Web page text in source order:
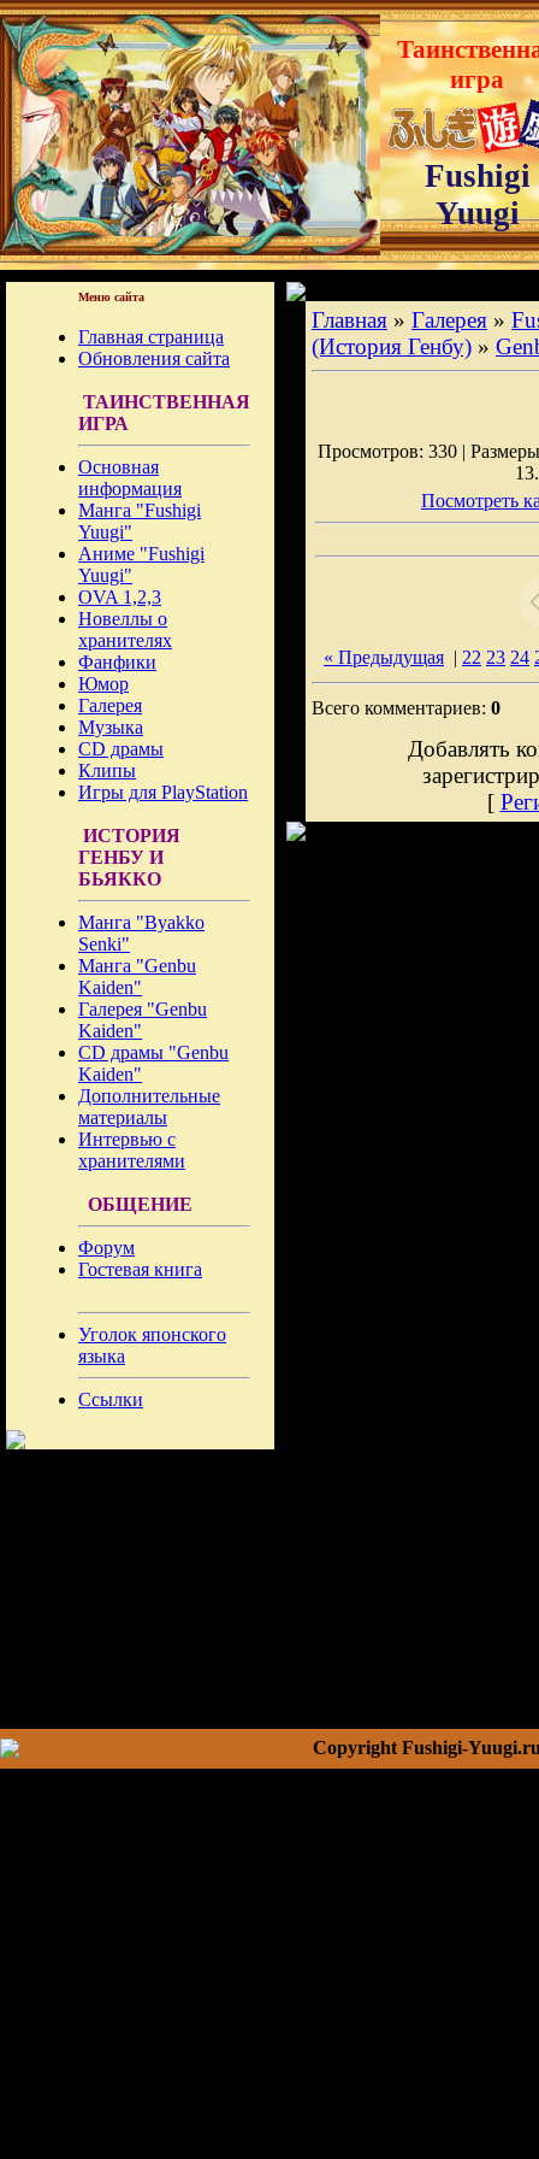
игра
Fushigi
Yuugi
Меню сайта
Главная страница
Обновления сайта
ТАИНСТВЕННАЯ
ИГРА
Основная
информация
Манга "Fushigi
Yuugi"
Аниме "Fushigi
Yuugi"
OVA 1,2,3
Новеллы о
хранителях
Фанфики
Юмор
Галерея
Музыка
CD драмы
Клипы
Игры для PlayStation
ИСТОРИЯ
ГЕНБУ И
БЬЯККО
Манга "Byakko
Senki"
Манга "Genbu
Kaiden"
Галерея "Genbu
Kaiden"
CD драмы "Genbu
Kaiden"
Дополнительные
материалы
Интервью с
хранителями
ОБЩЕНИЕ
Форум
Гостевая книга
Уголок японского
языка
Ссылки
Главная » Галерея »
(История Генбу) »
Просмотров: 330 |
Посмотреть
« Предыдущая | 22 23 24
Всего комментариев: 0
Добавлять
[
Copyright Fushigi-